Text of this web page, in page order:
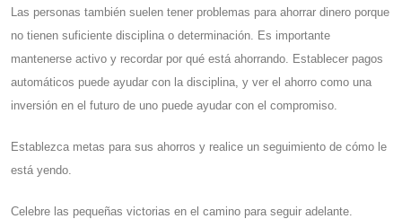
Las personas también suelen tener problemas para ahorrar dinero porque
no tienen suficiente disciplina o determinación. Es importante
mantenerse activo y recordar por qué está ahorrando. Establecer pagos
automáticos puede ayudar con la disciplina, y ver el ahorro como una
inversión en el futuro de uno puede ayudar con el compromiso.
Establezca metas para sus ahorros y realice un seguimiento de cómo le
está yendo.
Celebre las pequeñas victorias en el camino para seguir adelante.